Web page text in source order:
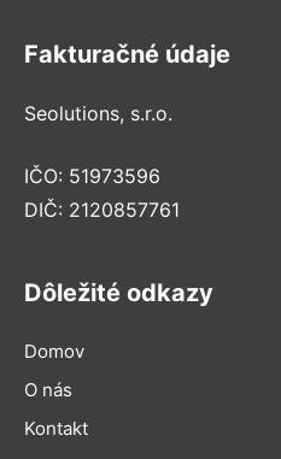
Fakturačné údaje
Seolutions, s.r.o.
IČO: 51973596
DIČ: 2120857761
Dôležité odkazy
Domov
O nás
Kontakt